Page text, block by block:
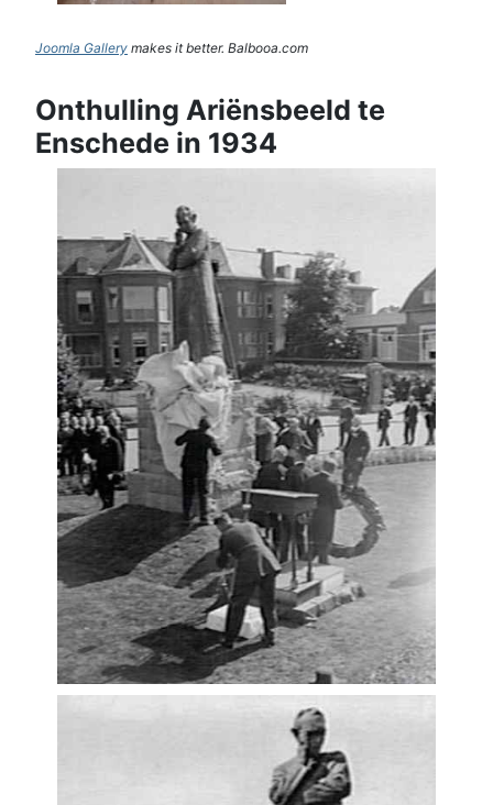
Joomla Gallery makes it better. Balbooa.com
Onthulling Ariënsbeeld te
Enschede in 1934